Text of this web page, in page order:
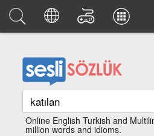
Online English Turkish and
million words and idioms.